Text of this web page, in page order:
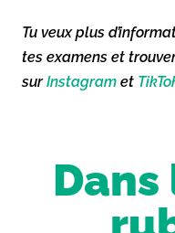
Tu veux plus
tes examens et
surInstagram et